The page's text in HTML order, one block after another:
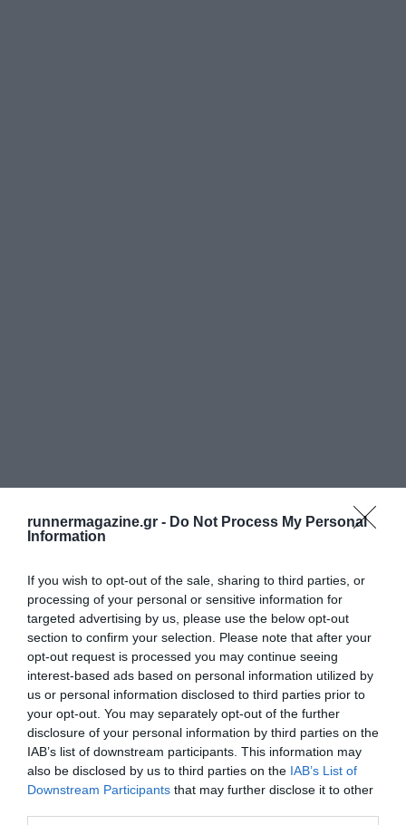
runnermagazine.gr - Do Not Process My Personal
Information
If you wish to opt-out of the sale, sharing to third parties, or
processing of your personal or sensitive information for
targeted advertising by us, please use the below opt-out
section to confirm your selection. Please note that after your
opt-out request is processed you may continue seeing
interest-based ads based on personal information utilized by
us or personal information disclosed to third parties prior to
your opt-out. You may separately opt-out of the further
disclosure of your personal information by third parties on the
IAB’s list of downstream participants. This information may
also be disclosed by us to third parties on the IAB’s List of
Downstream Participants that may further disclose it to other